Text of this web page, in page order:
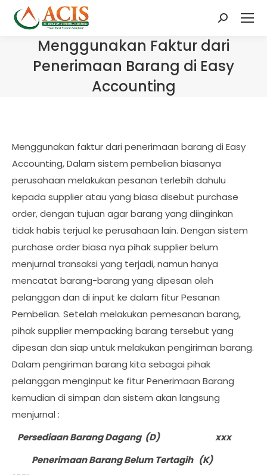
Search:
Menggunakan Faktur dari
Penerimaan Barang di Easy
Accounting
Menggunakan faktur dari penerimaan barang di Easy
Accounting, Dalam sistem pembelian biasanya
perusahaan melakukan pesanan terlebih dahulu
kepada supplier atau yang biasa disebut purchase
order, dengan tujuan agar barang yang diinginkan
tidak habis terjual ke perusahaan lain. Dengan sistem
purchase order biasa nya pihak supplier belum
menjurnal transaksi yang terjadi, namun hanya
mencatat barang-barang yang dipesan oleh
pelanggan dan di input ke dalam fitur Pesanan
Pembelian. Setelah melakukan pemesanan barang,
pihak supplier mempacking barang tersebut yang
dipesan dan siap untuk melakukan pengiriman barang.
Dalam pengiriman barang kita sebagai pihak
pelanggan menginput ke fitur Penerimaan Barang
kemudian di simpan dan sistem akan langsung
menjurnal :
Persediaan Barang Dagang (D) xxx
Penerimaan Barang Belum Tertagih (K)